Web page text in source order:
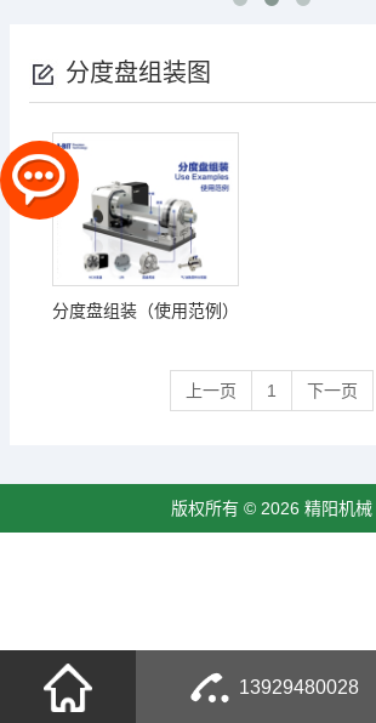
分度盘组装图
分度盘组装（使用范例）
上一页 1 下一页
版权所有 © 2026 精阳机械
13929480028